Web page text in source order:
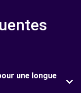
une longue